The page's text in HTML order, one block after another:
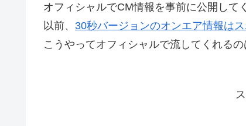
オフィシャルでCM情報を事前に公開して
以前、 30秒バージョンのオンエア情報は
こうやってオフィシャルで流してくれるの